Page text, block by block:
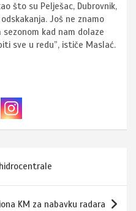
što su Pelješac, Dubrovnik,
Još ne znamo
kad nam dolaze
sve u redu”, ističe Maslać.
KM za nabavku radara